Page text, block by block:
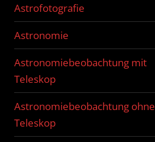
Astrofotografie
Astronomie
Astronomiebeobachtung mit
Teleskop
Astronomiebeobachtung ohne
Teleskop